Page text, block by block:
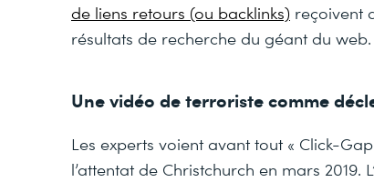
de liens retours (ou backlinks) reçoivent
résultats de recherche du géant du web.
Une vidéo de terroriste comme
Les experts voient avant tout « Click-
l’attentat de Christchurch en mars